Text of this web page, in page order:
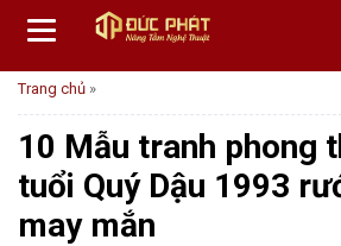
Trang chủ »
10 Mẫu tranh phong
tuổi Quý Dậu 1993
may mắn